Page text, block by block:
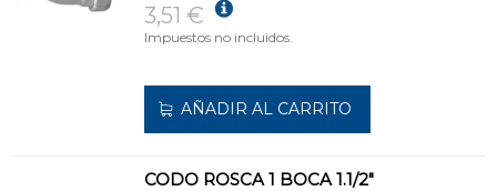
3,51 €
Impuestos no incluidos.
AÑADIR AL CARRITO
CODO ROSCA 1 BOCA 1.1/2"